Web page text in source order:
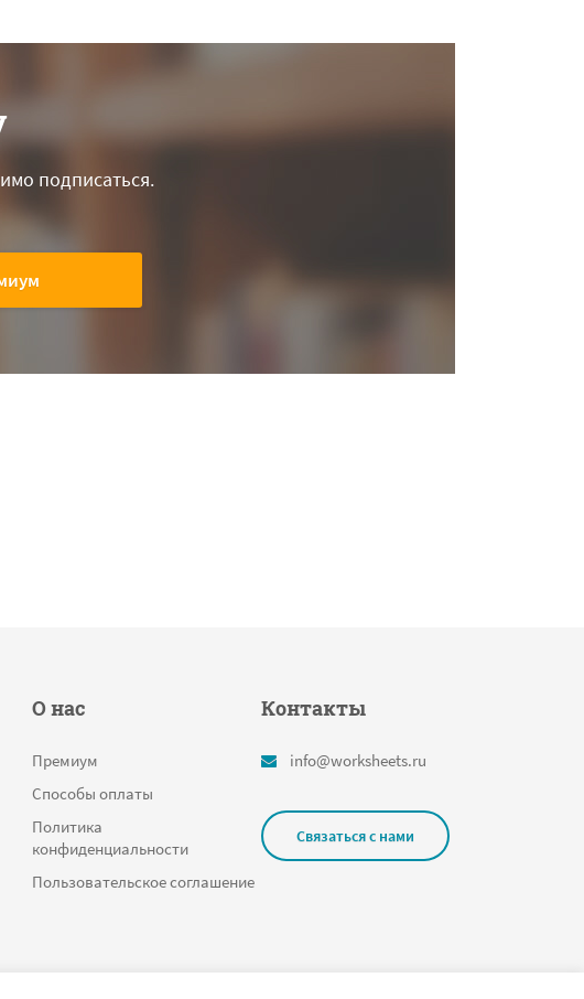
подписаться.
О нас
Премиум
Способы оплаты
Политика
конфиденциальности
Пользовательское соглашение
Контакты
info@worksheets.ru
Связаться с нами